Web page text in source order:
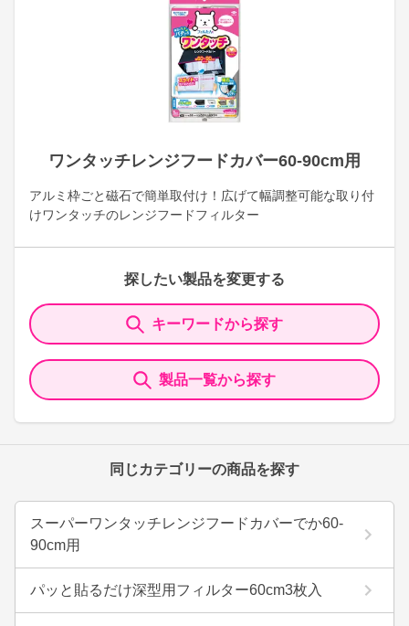
ワンタッチレンジフードカバー60-90cm用
アルミ枠ごと磁石で簡単取付け！広げて幅調整可能な取り付
けワンタッチのレンジフードフィルター
探したい製品を変更する
キーワードから探す
製品一覧から探す
同じカテゴリーの商品を探す
スーパーワンタッチレンジフードカバーでか60-
90cm用
パッと貼るだけ深型用フィルター60cm3枚入